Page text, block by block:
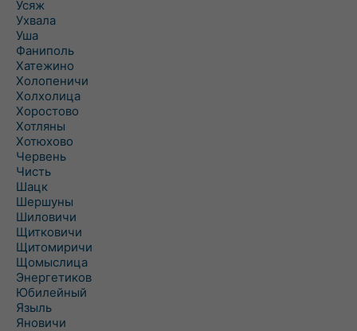
Усяж
Ухвала
Уша
Фаниполь
Хатежино
Холопеничи
Холхолица
Хоростово
Хотляны
Хотюхово
Червень
Чисть
Шацк
Шершуны
Шиловичи
Щитковичи
Щитомиричи
Щомыслица
Энергетиков
Юбилейный
Языль
Яновичи